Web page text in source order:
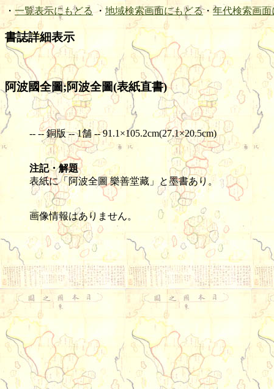
・ 一覧表示にもどる ・ 地域検索画面にもどる・ 年代検索画面
書誌詳細表示
阿波國全圖;阿波全圖(表紙直書)
-- -- 銅版 -- 1舗 -- 91.1×105.2cm(27.1×20.5cm)
注記・解題
表紙に「阿波全圖 樂善堂藏」と墨書あり。
画像情報はありません。